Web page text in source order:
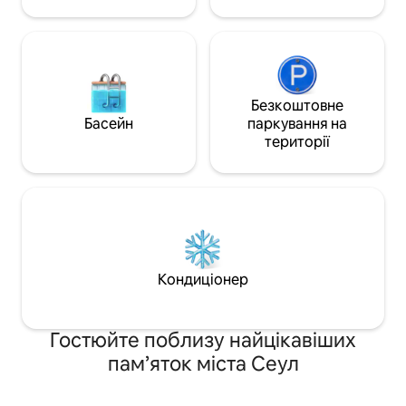
Безкоштовна стоянка · Самостійне
тихо · Відмінне помешкання в Сеулі
протягом 2 років поспіль · 1-ше місце в
Сеулі в корейському конкурсі B&B
Awards · Головний приз · Рейтинг
залишають у відгуках, – це Справа була
Зупинка автобуса перед дверима
забезпечує сполучення з будь-яким
навіть це вагання є прийнятним. У
внутрішнього
підходить для
відпочинку з
сімейного
особливої дати
Ще однією
чудова
розташоване в
Помешкання
Басейн
Безкоштовне
паркування на
території
Кондиціонер
Гостюйте поблизу найцікавіших
пам’яток міста Сеул